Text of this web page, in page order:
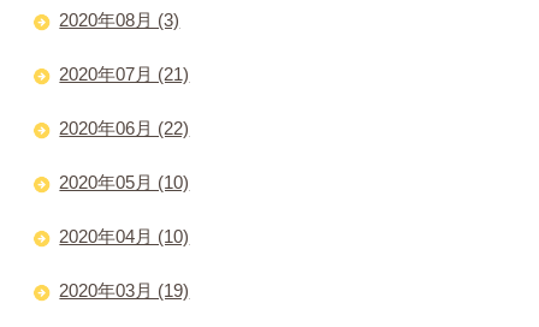
2020年08月 (3)
2020年07月 (21)
2020年06月 (22)
2020年05月 (10)
2020年04月 (10)
2020年03月 (19)